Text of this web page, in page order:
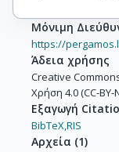
Μόνιμη
https://
Άδεια χρήσης
Creative
Χρήση 4.0 (CC-BY-
Εξαγωγή
BibTeX,RIS
Αρχεία (1)